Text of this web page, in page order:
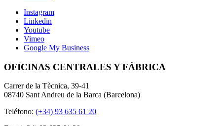
Instagram
Linkedin
Youtube
Vimeo
Google My Business
OFICINAS CENTRALES Y FÁBRICA
Carrer de la Tècnica, 39-41
08740 Sant Andreu de la Barca (Barcelona)
Teléfono: (+34) 93 635 61 20